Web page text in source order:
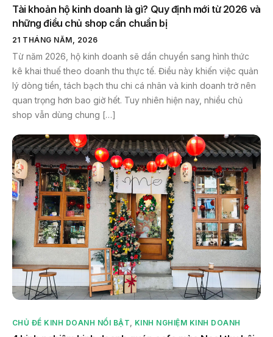
Tài khoản hộ kinh doanh là gì? Quy định mới từ 2026 và
những điều chủ shop cần chuẩn bị
21 THÁNG NĂM, 2026
Từ năm 2026, hộ kinh doanh sẽ dần chuyển sang hình thức
kê khai thuế theo doanh thu thực tế. Điều này khiến việc quản
lý dòng tiền, tách bạch thu chi cá nhân và kinh doanh trở nên
quan trọng hơn bao giờ hết. Tuy nhiên hiện nay, nhiều chủ
shop vẫn dùng chung […]
CHỦ ĐỀ KINH DOANH NỔI BẬT KINH NGHIỆM KINH DOANH